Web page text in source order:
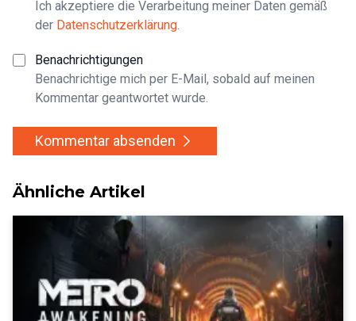
Ich akzeptiere die Verarbeitung meiner Daten gemäß
der Datenschutzerklärung.
Benachrichtigungen
Benachrichtige mich per E-Mail, sobald auf meinen
Kommentar geantwortet wurde.
Kommentar absenden
Ähnliche Artikel